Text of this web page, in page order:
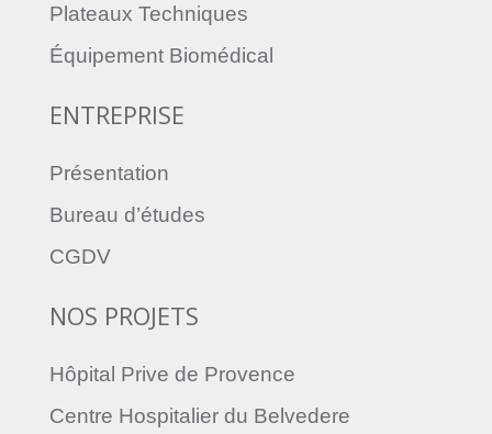
Plateaux Techniques
Équipement Biomédical
ENTREPRISE
Présentation
Bureau d’études
CGDV
NOS PROJETS
Hôpital Prive de Provence
Centre Hospitalier du Belvedere